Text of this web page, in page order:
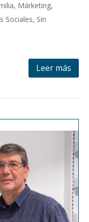
, Márketing,
Sociales, Sin
Leer más